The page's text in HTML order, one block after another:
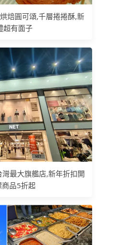
焙圓可頌,千層捲捲酥,新
超有面子
最大旗艦店,新年折扣開
商品5折起